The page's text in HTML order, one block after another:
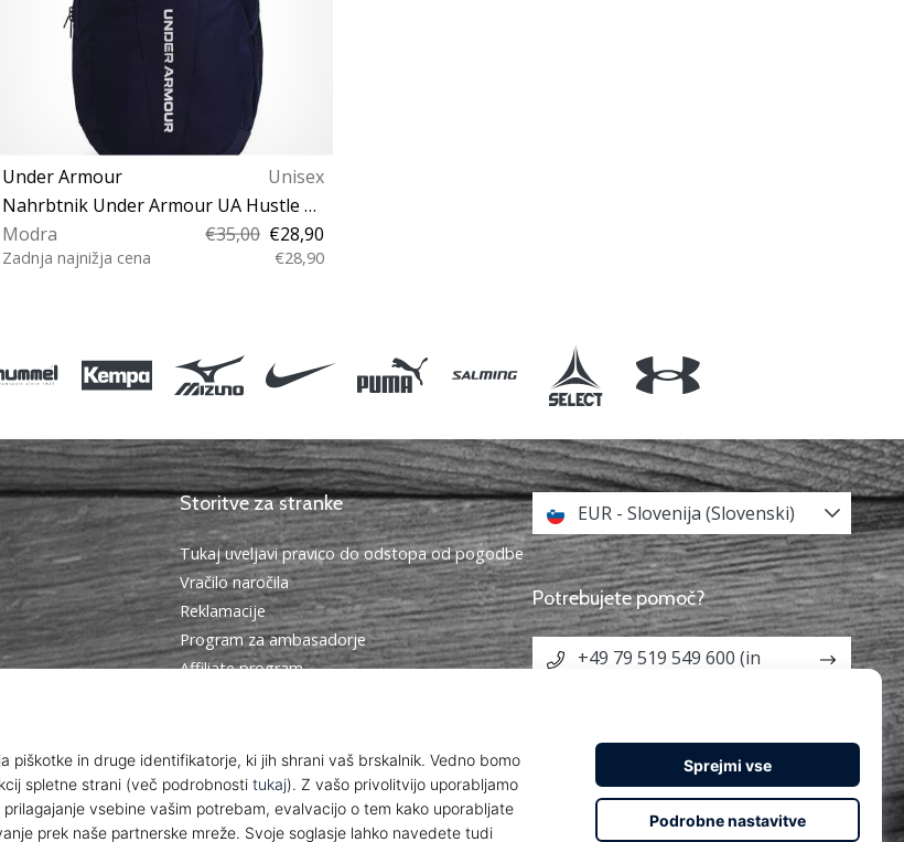
Under Armour
Unisex
Nahrbtnik Under Armour UA Hustle Lite Backpack
Modra
€35,00 €28,90
Zadnja najnižja cena €28,90
Storitve za stranke
Tukaj uveljavi pravico do odstopa od pogodbe
Vračilo naročila
Reklamacije
Program za ambasadorje
Affiliate program
Kontakt
Pogosto zastavljena vprašanja
Politika zasebnosti
EUR - Slovenija (Slovenski)
Potrebujete pomoč?
+49 79 519 549 600 (in